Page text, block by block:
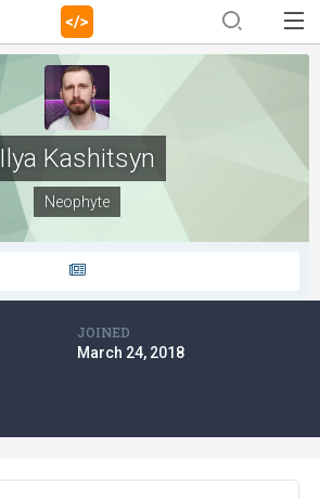
Ilya Kashitsyn
Neophyte
JOINED
March 24, 2018